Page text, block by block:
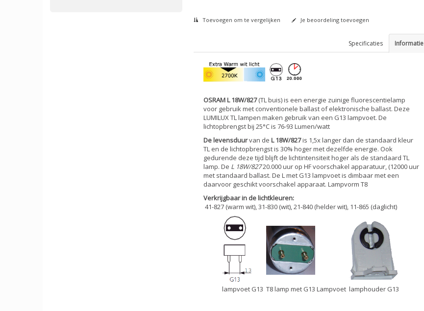
Toevoegen om te vergelijken Je beoordeling toevoegen
Informatie
Specificaties
OSRAM L 18W/827(TL buis) is een energie zuinige fluorescentielamp
voor gebruik met conventionele ballast of elektronische ballast. Deze
LUMILUX TL lampen maken gebruik van een G13 lampvoet. De
lichtopbrengst bij 25°C is 76-93 Lumen/watt
De levensduurvan de L 18W/827is 1,5x langer dan de standaard kleur
TL en de lichtopbrengst is 30% hoger met dezelfde energie. Ook
gedurende deze tijd blijft de lichtintensiteit hoger als de standaard TL
lamp. De L 18W/82720.000 uur op HF voorschakel apparatuur, (12000 uur
met standaard ballast. De L met G13 lampvoet is dimbaar met een
daarvoor geschikt voorschakel apparaat. Lampvorm T8
Verkrijgbaar in de lichtkleuren:
41-827 (warm wit), 31-830 (wit), 21-840 (helder wit), 11-865 (daglicht)
lampvoet G13 T8 lamp met G13 Lampvoet lamphouder G13